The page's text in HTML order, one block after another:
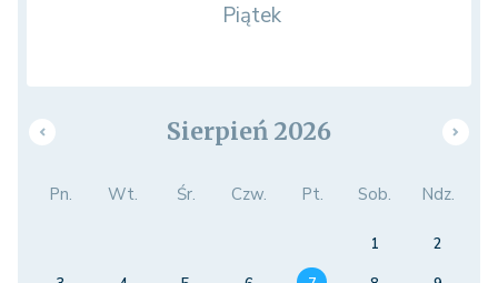
Piątek
Sierpień 2026
Pn. Wt. Śr. Czw. Pt. Sob. Ndz.
1
2